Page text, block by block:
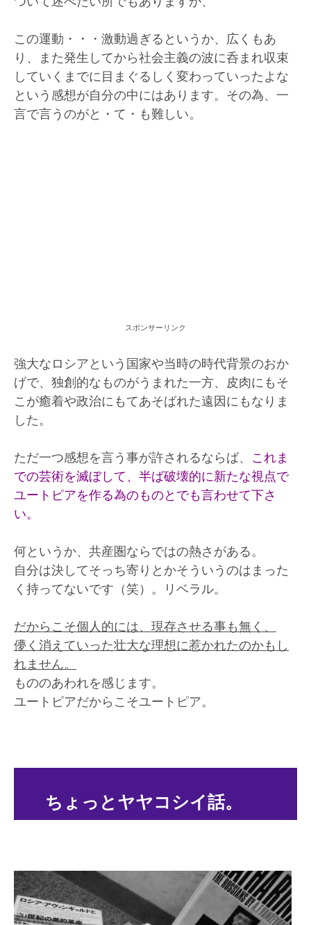
この運動・・・激動過ぎるというか、広くもあ
り、また発生してから社会主義の波に呑まれ収束
していくまでに目まぐるしく変わっていったよな
という感想が自分の中にはあります。その為、一
言で言うのがと・て・も難しい。
スポンサーリンク
強大なロシアという国家や当時の時代背景のおか
げで、独創的なものがうまれた一方、皮肉にもそ
こが癒着や政治にもてあそばれた遠因にもなりま
した。
ただ一つ感想を言う事が許されるならば、 これま
での芸術を滅ぼして、半ば破壊的に新たな視点で
ユートピアを作る為のものとでも言わせて下さ
い。
何というか、共産圏ならではの熱さがある。
自分は決してそっち寄りとかそういうのはまった
く持ってないです（笑）。リベラル。
だからこそ個人的には、現存させる事も無く、
儚く消えていった壮大な理想に惹かれたのかもし
れません。
もののあわれを感じます。
ユートピアだからこそユートピア。
ちょっとヤヤコシイ話。